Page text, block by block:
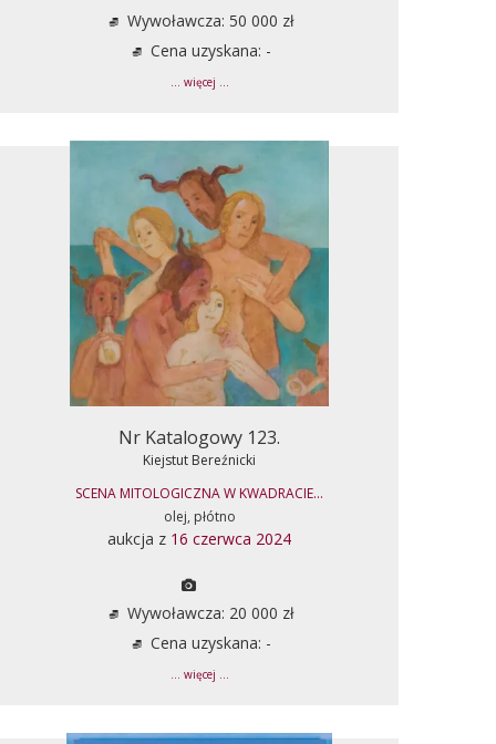
Wywoławcza: 50 000 zł
Cena uzyskana: -
... więcej ...
Nr Katalogowy 123.
Kiejstut Bereźnicki
SCENA MITOLOGICZNA W KWADRACIE...
olej, płótno
aukcja z 16 czerwca 2024
Wywoławcza: 20 000 zł
Cena uzyskana: -
... więcej ...